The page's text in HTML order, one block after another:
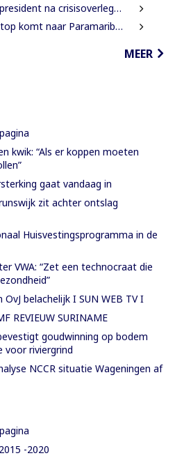
crisisoverleg en biedt excuses aan
voor BAITALI COTECC U14 Tennis Cup
MEER
kwik: “Als er koppen moeten
gaat vandaag in
zit achter ontslag
Huisvestingsprogramma in de
VWA: “Zet een technocraat die
belachelijk I SUN WEB TV I
REVIEUW SURINAME
goudwinning op bodem
voor riviergrind
NCCR situatie Wageningen af
-2020